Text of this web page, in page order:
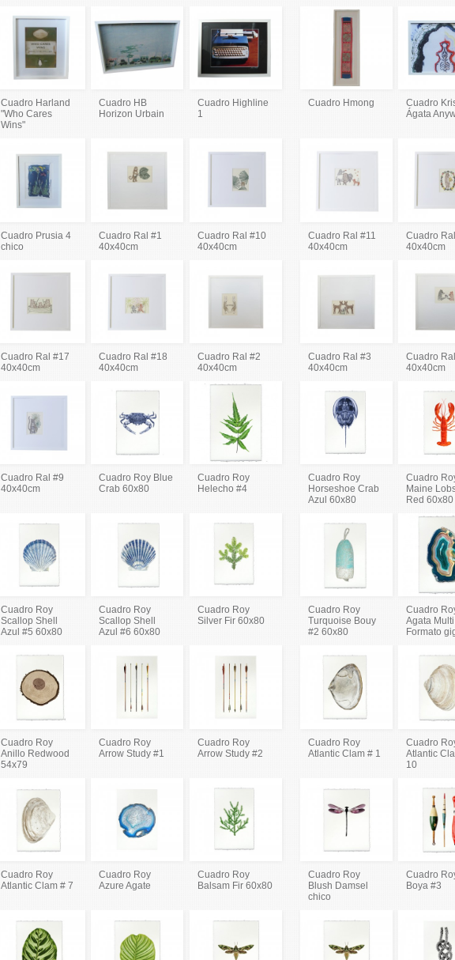
Cuadro Harland
"Who Cares
Wins"
Cuadro HB
Horizon Urbain
Cuadro Highline
1
Cuadro Hmong
Cuadro
Ágata
Cuadro Prusia 4
chico
Cuadro Ral #1
40x40cm
Cuadro Ral #10
40x40cm
Cuadro Ral #11
40x40cm
Cuadro
40x40cm
Cuadro Ral #17
40x40cm
Cuadro Ral #18
40x40cm
Cuadro Ral #2
40x40cm
Cuadro Ral #3
40x40cm
Cuadro
40x40cm
Cuadro Ral #9
40x40cm
Cuadro Roy Blue
Crab 60x80
Cuadro Roy
Helecho #4
Cuadro Roy
Horseshoe Crab
Azul 60x80
Cuadro
Maine
Red 60x80
Cuadro Roy
Scallop Shell
Azul #5 60x80
Cuadro Roy
Scallop Shell
Azul #6 60x80
Cuadro Roy
Silver Fir 60x80
Cuadro Roy
Turquoise Bouy
#2 60x80
Cuadro
Agata
Formato
Cuadro Roy
Anillo Redwood
54x79
Cuadro Roy
Arrow Study #1
Cuadro Roy
Arrow Study #2
Cuadro Roy
Atlantic Clam # 1
Cuadro
Atlantic
10
Cuadro Roy
Atlantic Clam # 7
Cuadro Roy
Azure Agate
Cuadro Roy
Balsam Fir 60x80
Cuadro Roy
Blush Damsel
chico
Cuadro
Boya #3